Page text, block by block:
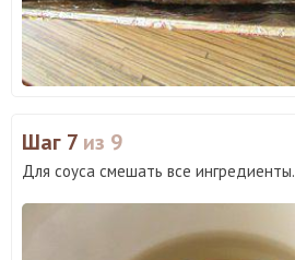
Шаг 7 из 9
Для соуса смешать все ингредиенты.